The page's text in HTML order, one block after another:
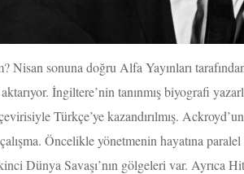
Nisan sonuna doğru Alfa Yayınları
İngiltere’nin tanınmış biyografi
Türkçe’ye kazandırılmış.
Öncelikle yönetmenin hayatına
Dünya Savaşı’nın gölgeleri var. Ayrıca